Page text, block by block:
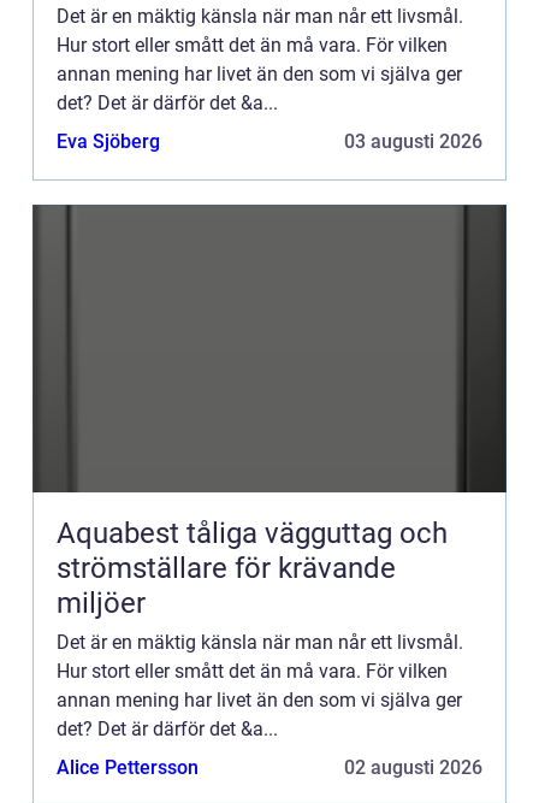
Det är en mäktig känsla när man når ett livsmål.
Hur stort eller smått det än må vara. För vilken
annan mening har livet än den som vi själva ger
det? Det är därför det &a...
Eva Sjöberg
03 augusti 2026
Aquabest tåliga vägguttag och
strömställare för krävande
miljöer
Det är en mäktig känsla när man når ett livsmål.
Hur stort eller smått det än må vara. För vilken
annan mening har livet än den som vi själva ger
det? Det är därför det &a...
Alice Pettersson
02 augusti 2026